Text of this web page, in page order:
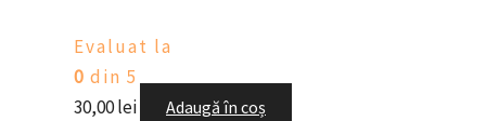
Evaluat la
0 din 5
30,00lei Adaugă în coș